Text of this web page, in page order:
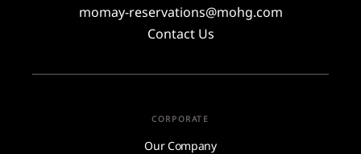
momay-reservations@mohg.com
Contact Us
CORPORATE
Our Company